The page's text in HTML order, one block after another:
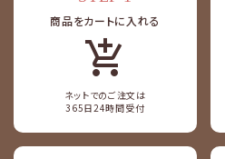
商品をカートに入れる
add_shopping_cart
ネットでのご注文は
365日24時間受付